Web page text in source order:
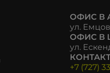
ОФИС В
ул.
ОФИС В
ул.
+7 (727)